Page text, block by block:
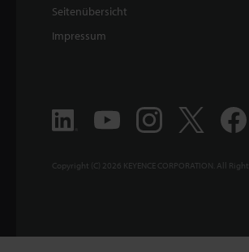
Seitenübersicht
Impressum
Copyright (C) 2026 KEYENCE CORPORATION. All